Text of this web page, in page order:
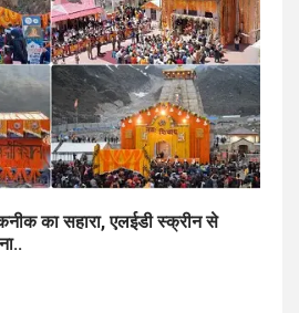
का सहारा, एलईडी स्क्रीन से